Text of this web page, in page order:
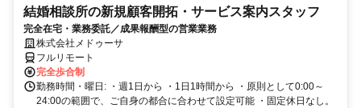
結婚相談所の新規顧客開拓・サービス案内スタッフ
完全在宅・業務委託／成果報酬型の営業業務
株式会社メドゥーサ
フルリモート
完全歩合制
勤務時間・曜日: ・週1日から ・1日1時間から ・原則として0:00～
24:00の範囲で、ご自身の都合に合わせて設定可能 ・固定休日なし。